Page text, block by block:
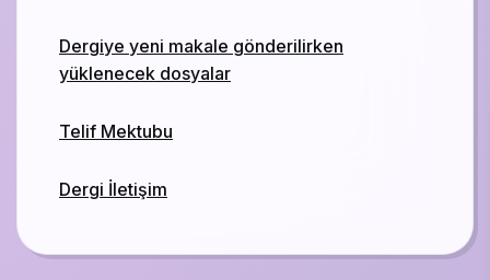
Dergiye yeni makale gönderilirken
yüklenecek dosyalar
Telif Mektubu
Dergi İletişim